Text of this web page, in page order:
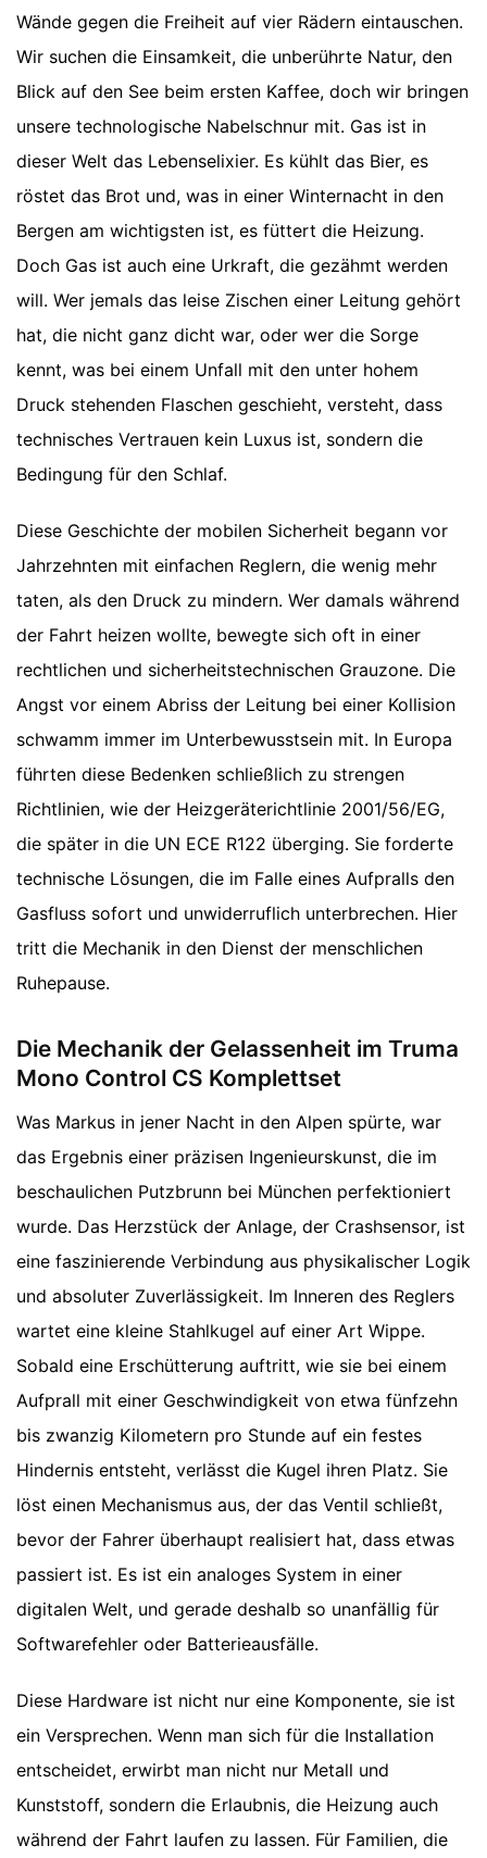
Wände gegen die Freiheit auf vier Rädern eintauschen.
Wir suchen die Einsamkeit, die unberührte Natur, den
Blick auf den See beim ersten Kaffee, doch wir bringen
unsere technologische Nabelschnur mit. Gas ist in
dieser Welt das Lebenselixier. Es kühlt das Bier, es
röstet das Brot und, was in einer Winternacht in den
Bergen am wichtigsten ist, es füttert die Heizung.
Doch Gas ist auch eine Urkraft, die gezähmt werden
will. Wer jemals das leise Zischen einer Leitung gehört
hat, die nicht ganz dicht war, oder wer die Sorge
kennt, was bei einem Unfall mit den unter hohem
Druck stehenden Flaschen geschieht, versteht, dass
technisches Vertrauen kein Luxus ist, sondern die
Bedingung für den Schlaf.
Diese Geschichte der mobilen Sicherheit begann vor
Jahrzehnten mit einfachen Reglern, die wenig mehr
taten, als den Druck zu mindern. Wer damals während
der Fahrt heizen wollte, bewegte sich oft in einer
rechtlichen und sicherheitstechnischen Grauzone. Die
Angst vor einem Abriss der Leitung bei einer Kollision
schwamm immer im Unterbewusstsein mit. In Europa
führten diese Bedenken schließlich zu strengen
Richtlinien, wie der Heizgeräterichtlinie 2001/56/EG,
die später in die UN ECE R122 überging. Sie forderte
technische Lösungen, die im Falle eines Aufpralls den
Gasfluss sofort und unwiderruflich unterbrechen. Hier
tritt die Mechanik in den Dienst der menschlichen
Ruhepause.
Die Mechanik der Gelassenheit im Truma
Mono Control CS Komplettset
Was Markus in jener Nacht in den Alpen spürte, war
das Ergebnis einer präzisen Ingenieurskunst, die im
beschaulichen Putzbrunn bei München perfektioniert
wurde. Das Herzstück der Anlage, der Crashsensor, ist
eine faszinierende Verbindung aus physikalischer Logik
und absoluter Zuverlässigkeit. Im Inneren des Reglers
wartet eine kleine Stahlkugel auf einer Art Wippe.
Sobald eine Erschütterung auftritt, wie sie bei einem
Aufprall mit einer Geschwindigkeit von etwa fünfzehn
bis zwanzig Kilometern pro Stunde auf ein festes
Hindernis entsteht, verlässt die Kugel ihren Platz. Sie
löst einen Mechanismus aus, der das Ventil schließt,
bevor der Fahrer überhaupt realisiert hat, dass etwas
passiert ist. Es ist ein analoges System in einer
digitalen Welt, und gerade deshalb so unanfällig für
Softwarefehler oder Batterieausfälle.
Diese Hardware ist nicht nur eine Komponente, sie ist
ein Versprechen. Wenn man sich für die Installation
entscheidet, erwirbt man nicht nur Metall und
Kunststoff, sondern die Erlaubnis, die Heizung auch
während der Fahrt laufen zu lassen. Für Familien, die